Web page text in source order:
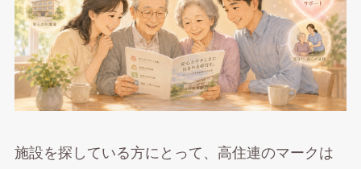
施設を探している方にとって、高住連のマークは